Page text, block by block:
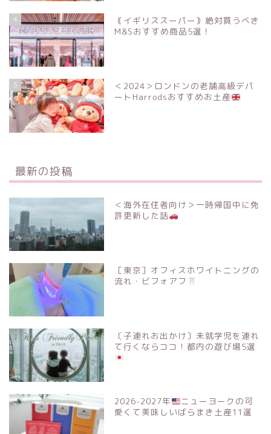
4
｟イギリススーパー｠絶対買うべき
M&Sおすすめ商品5選！
5
＜2024＞ロンドンの老舗高級デパ
ートHarrodsおすすめお土産
最新の投稿
＜海外在住者向け＞一時帰国中に免
許更新した話
［東京］オフィスホワイトニングの
流れ・ビフォアフ
〔子連れお出かけ〕未就学児を連れ
て行くならココ！都内の遊び場5選
2026-2027年
ニューヨークの可
愛くて美味しいばらまき土産11選